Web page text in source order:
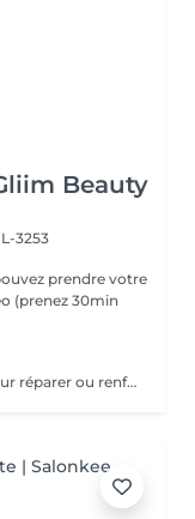
Beauty
3253
prendre votre
(prenez 30min
Réalisation complète d'un ongle en gel pour réparer ou renforcer l'ongle naturel. Le service comprend la préparation de l'ongle, la reconstruction de sa structure, la mise en forme et une finition lisse, résistante et élégante.